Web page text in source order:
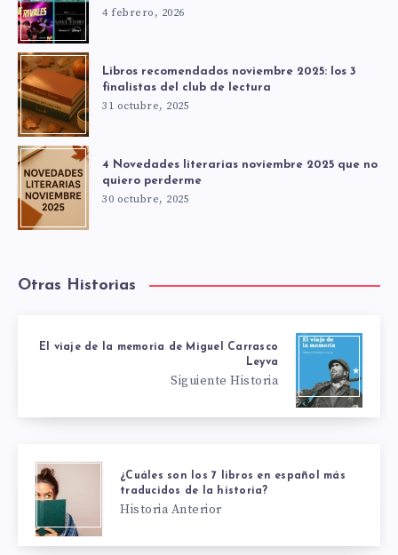
4 febrero, 2026
Libros recomendados noviembre 2025: los 3
finalistas del club de lectura
31 octubre, 2025
4 Novedades literarias noviembre 2025 que no
quiero perderme
30 octubre, 2025
Otras Historias
El viaje de la memoria de Miguel Carrasco
Leyva
Siguiente Historia
¿Cuáles son los 7 libros en español más
traducidos de la historia?
Historia Anterior